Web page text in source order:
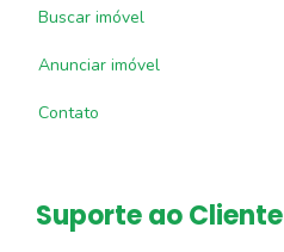
Buscar imóvel
Anunciar imóvel
Contato
Suporte ao Cliente